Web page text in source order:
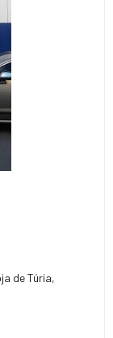
de Túria,